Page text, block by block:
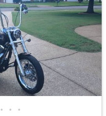
• • •